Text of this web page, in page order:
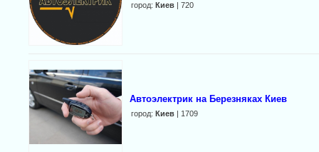
город: Киев | 720
Автоэлектрик на Березняках Киев
город: Киев | 1709